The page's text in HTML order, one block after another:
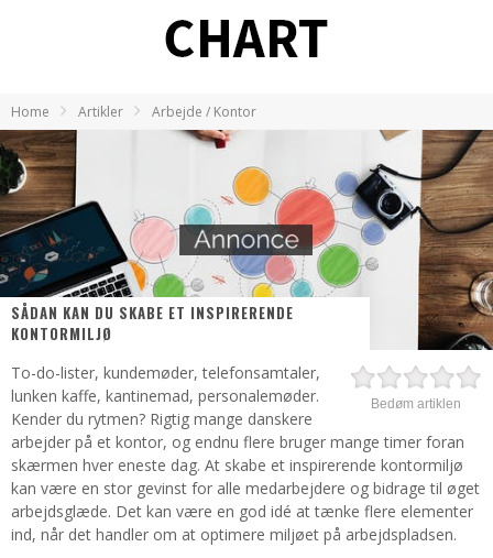
Home Artikler Arbejde / Kontor
SÅDAN KAN DU SKABE ET INSPIRERENDE
KONTORMILJØ
Bedøm artiklen
To-do-lister, kundemøder, telefonsamtaler,
lunken kaffe, kantinemad, personalemøder.
Kender du rytmen? Rigtig mange danskere
arbejder på et kontor, og endnu flere bruger mange timer foran
skærmen hver eneste dag. At skabe et inspirerende kontormiljø
kan være en stor gevinst for alle medarbejdere og bidrage til øget
arbejdsglæde. Det kan være en god idé at tænke flere elementer
ind, når det handler om at optimere miljøet på arbejdspladsen.